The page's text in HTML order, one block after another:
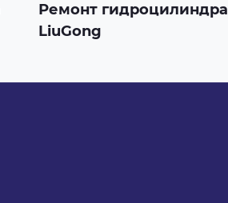
Ремонт гидроцилиндра
LiuGong